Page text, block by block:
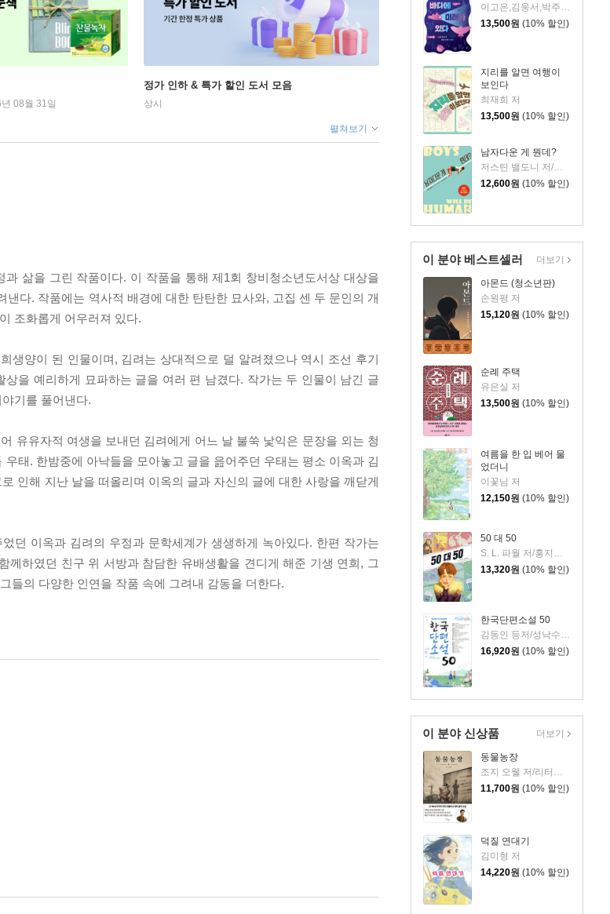
이고은,김웅서,박주면,이연주,장찬주 저
13,500원 (10% 할인)
지리를 알면 여행이
보인다
최재희 저
13,500원 (10% 할인)
남자다운 게 뭔데?
12,600원 (10% 할인)
이 분야 베스트셀러
아몬드 (청소년판)
손원평 저
15,120원 (10% 할인)
순례 주택
유은실 저
13,500원 (10% 할인)
여름을 한 입 베어 물
었더니
이꽃님 저
12,150원 (10% 할인)
50 대 50
13,320원 (10% 할인)
한국단편소설 50
김동인 등저/성낙수,박찬영,김형주 공편
16,920원 (10% 할인)
더보기
이 분야 신상품
동물농장
조지 오웰 저/리터링크 역
11,700원 (10% 할인)
덕질 연대기
김미형 저
14,220원 (10% 할인)
더보기
08월 31일
정가 인하 & 특가 할인 도서 모음
상시
펼쳐보기
삶을 그린 작품이다. 이 작품을 통해 제1회 창비청소년도서상 대상을
다. 작품에는 역사적 배경에 대한 탄탄한 묘사와, 고집 센 두 문인의 개
조화롭게 어우러져 있다.
생양이 된 인물이며, 김려는 상대적으로 덜 알려졌으나 역시 조선 후기
을 예리하게 묘파하는 글을 여러 편 남겼다. 작가는 두 인물이 남긴 글
기를 풀어낸다.
유유자적 여생을 보내던 김려에게 어느 날 불쑥 낯익은 문장을 외는 청
태. 한밤중에 아낙들을 모아놓고 글을 읊어주던 우태는 평소 이옥과 김
인해 지난 날을 떠올리며 이옥의 글과 자신의 글에 대한 사랑을 깨닫게
던 이옥과 김려의 우정과 문학세계가 생생하게 녹아있다. 한편 작가는
하였던 친구 위 서방과 참담한 유배생활을 견디게 해준 기생 연희, 그
들의 다양한 인연을 작품 속에 그려내 감동을 더한다.